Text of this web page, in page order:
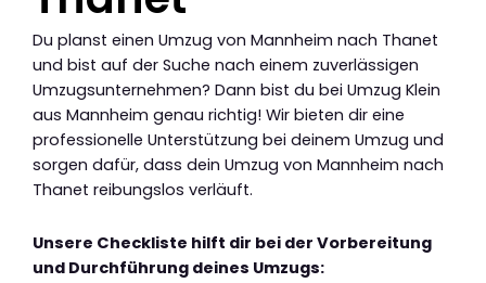
Du planst einen Umzug von Mannheim nach Thanet
und bist auf der Suche nach einem zuverlässigen
Umzugsunternehmen? Dann bist du bei Umzug Klein
aus Mannheim genau richtig! Wir bieten dir eine
professionelle Unterstützung bei deinem Umzug und
sorgen dafür, dass dein Umzug von Mannheim nach
Thanet reibungslos verläuft.
Unsere Checkliste hilft dir bei der Vorbereitung
und Durchführung deines Umzugs: